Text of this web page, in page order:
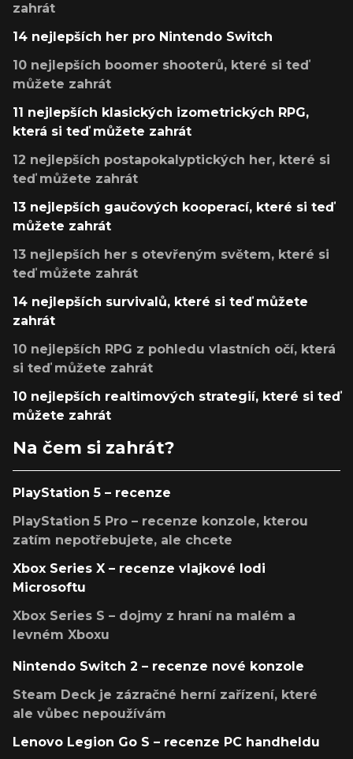
zahrát
14 nejlepších her pro Nintendo Switch
10 nejlepších boomer shooterů, které si teď
můžete zahrát
11 nejlepších klasických izometrických RPG,
která si teď můžete zahrát
12 nejlepších postapokalyptických her, které si
teď můžete zahrát
13 nejlepších gaučových kooperací, které si teď
můžete zahrát
13 nejlepších her s otevřeným světem, které si
teď můžete zahrát
14 nejlepších survivalů, které si teď můžete
zahrát
10 nejlepších RPG z pohledu vlastních očí, která
si teď můžete zahrát
10 nejlepších realtimových strategií, které si teď
můžete zahrát
Na čem si zahrát?
PlayStation 5 – recenze
PlayStation 5 Pro – recenze konzole, kterou
zatím nepotřebujete, ale chcete
Xbox Series X – recenze vlajkové lodi
Microsoftu
Xbox Series S – dojmy z hraní na malém a
levném Xboxu
Nintendo Switch 2 – recenze nové konzole
Steam Deck je zázračné herní zařízení, které
ale vůbec nepoužívám
Lenovo Legion Go S – recenze PC handheldu